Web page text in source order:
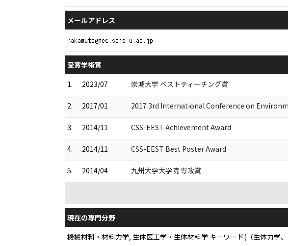
メールアドレス
受賞学術賞
1.
2023/07 崇城大学 ベストティーチング賞
2. 2017/01 2017 3rd International Conference on
3. 2014/11 CSS-EEST Achievement Award
4. 2014/11 CSS-EEST Best Poster Award
5. 2014/04 九州大学大学院 専攻賞
現在の専門分野
機械材料・材料力学, 生体医工学・生体材料学 キーワード(（生体力学